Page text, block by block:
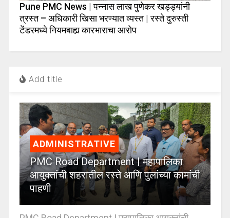
Pune PMC News | पन्नास लाख पुणेकर खड्ड्यांनी
त्रस्त – अधिकारी खिसा भरण्यात व्यस्त | रस्ते दुरुस्ती
टेंडरमध्ये नियमबाह्य कारभाराचा आरोप
Add title
ADMINISTRATIVE
PMC Road Department | महापालिका
आयुक्तांची शहरातील रस्ते आणि पुलांच्या कामांची
पाहणी